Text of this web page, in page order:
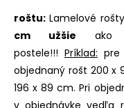
roštu: Lamelové
cm užšie ako
postele!!! Príklad:
objednaný rošt 200 x
196 x 89 cm. Pri
v objednávke vedľa